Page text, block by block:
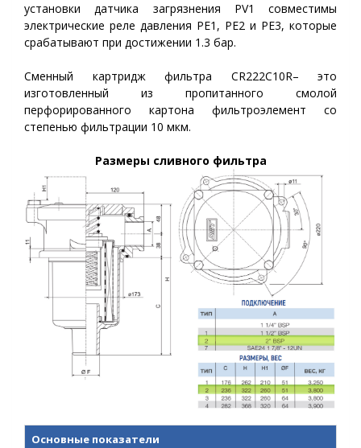
установки датчика загрязнения PV1 совместимы
электрические реле давления PE1, PE2 и PE3, которые
срабатывают при достижении 1.3 бар.
Сменный картридж фильтра CR222С10R– это
изготовленный из пропитанного смолой
перфорированного картона фильтроэлемент со
степенью фильтрации 10 мкм.
Размеры сливного фильтра
Основные показатели